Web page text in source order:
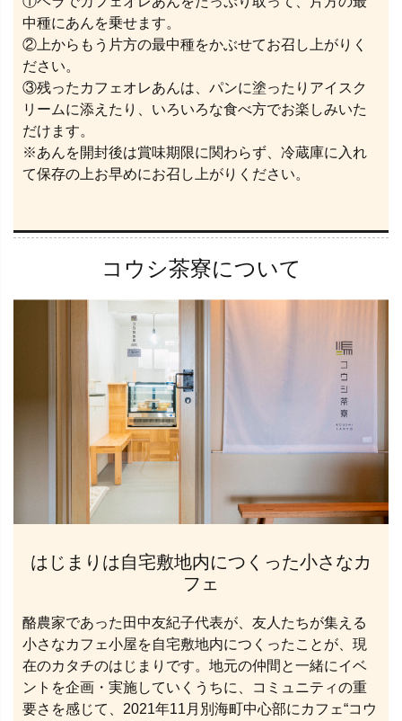
中種にあんを乗せます。
②上からもう片方の最中種をかぶせてお召し上がりく
ださい。
③残ったカフェオレあんは、パンに塗ったりアイスク
リームに添えたり、いろいろな食べ方でお楽しみいた
だけます。
※あんを開封後は賞味期限に関わらず、冷蔵庫に入れ
て保存の上お早めにお召し上がりください。
コウシ茶寮について
はじまりは自宅敷地内につくった小さなカ
フェ
酪農家であった田中友紀子代表が、友人たちが集える
小さなカフェ小屋を自宅敷地内につくったことが、現
在のカタチのはじまりです。地元の仲間と一緒にイベ
ントを企画・実施していくうちに、コミュニティの重
要さを感じて、2021年11月別海町中心部にカフェ“コウ